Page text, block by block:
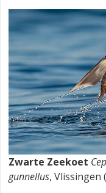
Zwarte Zeekoet
gunnellus, Vlissingen